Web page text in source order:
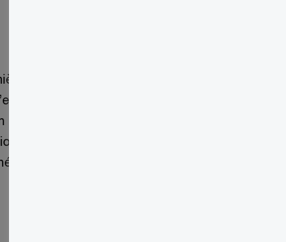
fois dans le budget fédéral
de la Loi. Elles ajoutent en
pourcentage, l’élargissement
solennelle, et la possibilité
nommément. Toutes ces